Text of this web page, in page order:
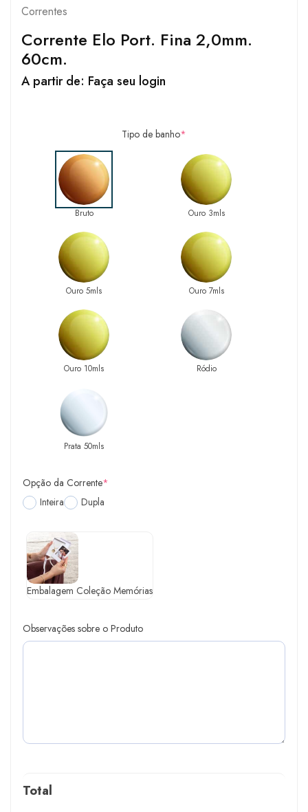
Correntes
Corrente Elo Port. Fina 2,0mm.
60cm.
A partir de: Faça seu login
Tipo de banho*
Bruto Ouro 3mls
Ouro 5mls Ouro 7mls
Ouro 10mls Ródio
Prata 50mls
Opção da Corrente*
Inteira
Dupla
Embalagem Coleção Memórias
Observações sobre o Produto
Total